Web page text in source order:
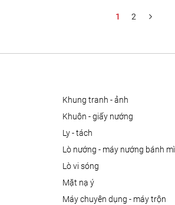
1 2
khung tranh - ảnh
khuôn - giấy nướng
ly - tách
lò nướng - máy nướng bánh mì
lò vi sóng
mặt nạ ý
máy chuyên dụng - máy trộn